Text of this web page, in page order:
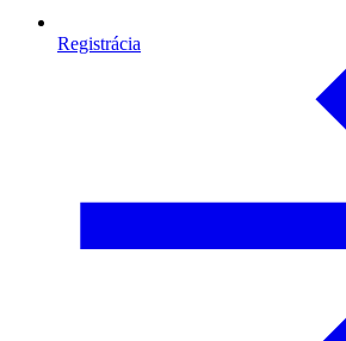
Registrácia